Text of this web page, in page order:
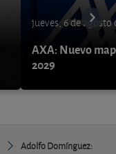
jueves, 6 de agosto
AXA: Nuevo
2029
Adolfo Domínguez: